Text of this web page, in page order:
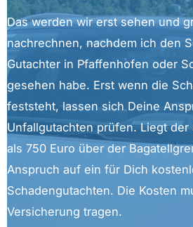
Das werden wir erst sehen und
nachrechnen, nachdem ich den
Gutachter in Pfaffenhofen oder
gesehen habe. Erst wenn die
feststeht, lassen sich Deine
Unfallgutachten prüfen. Liegt der
als 750 Euro über der
Anspruch auf ein für Dich
Schadengutachten. Die Kosten
Versicherung tragen.